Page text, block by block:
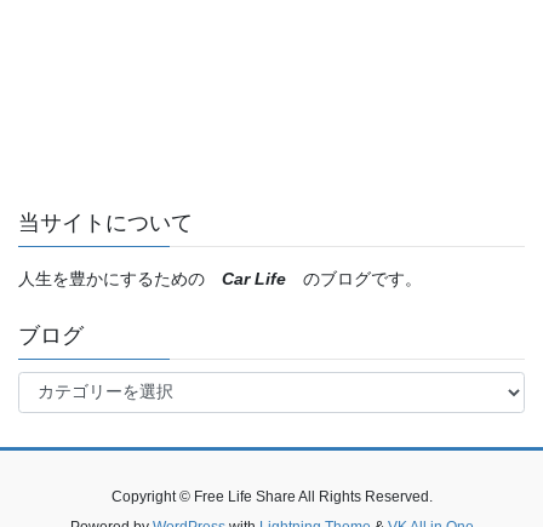
当サイトについて
人生を豊かにするための Car Life のブログです。
ブログ
ロ
Copyright © Free Life Share All Rights Reserved.